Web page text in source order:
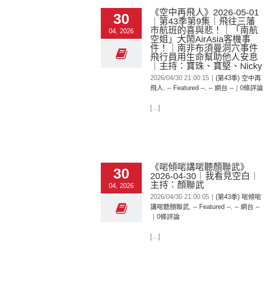
30
04, 2026
《空中再飛人》2026-05-01
︱第43季第9集｜飛往三藩
市航班的喜與悲！｜「南航
空姐」大鬧AirAsia客機事
件！｜南非布須曼洞穴事件
飛行員用生命幫助他人安息
︱主持：寶珠、寶堅、Nicky
2026/04/30 21:00:15
(第43季) 空中再
飛人, -- Featured --, -- 網台 -- 0條評論
[...]
30
04, 2026
《啱傾啱講啱聽顏聯武》
2026-04-30︱我看見空白︱
主持：顏聯武
2026/04/30 21:00:05
(第43季) 啱傾啱
講啱聽顏聯武, -- Featured --, -- 網台 --
0條評論
[...]